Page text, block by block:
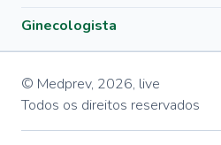
Ginecologista
© Medprev, 2026, live
Todos os direitos reservados